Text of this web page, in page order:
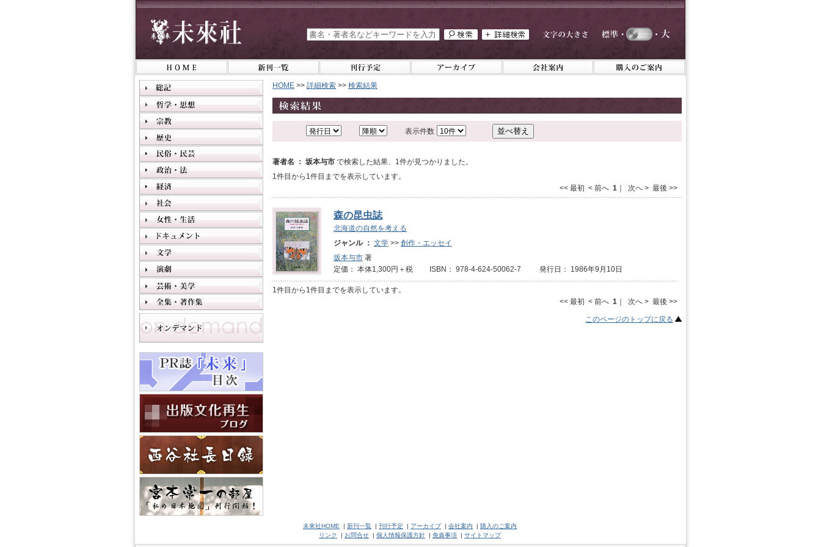
HOME >> 詳細検索 >> 検索結果
表示件数
著者名 ： 坂本与市 で検索した結果、1件が見つかりました。
1件目から1件目までを表示しています。
<< 最初 < 前へ 1 ｜ 次へ > 最後 >>
森の昆虫誌
北海道の自然を考える
ジャンル ： 文学 >> 創作・エッセイ
坂本与市 著
定価： 本体1,300円＋税 ISBN： 978-4-624-50062-7 発行日： 1986年9月10日
1件目から1件目までを表示しています。
<< 最初 < 前へ 1 ｜ 次へ > 最後 >>
このページのトップに戻る
未來社HOME | 新刊一覧 | 刊行予定 | アーカイブ | 会社案内 | 購入のご案内
リンク
| お問合せ | 個人情報保護方針 | 免責事項 | サイトマップ